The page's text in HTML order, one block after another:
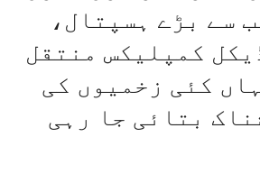
سے بڑے ہسپتال،
کمپلیکس منتقل
کئی زخمیوں کی
بتائی جا رہی